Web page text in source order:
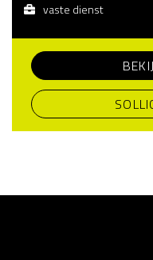
vaste dienst